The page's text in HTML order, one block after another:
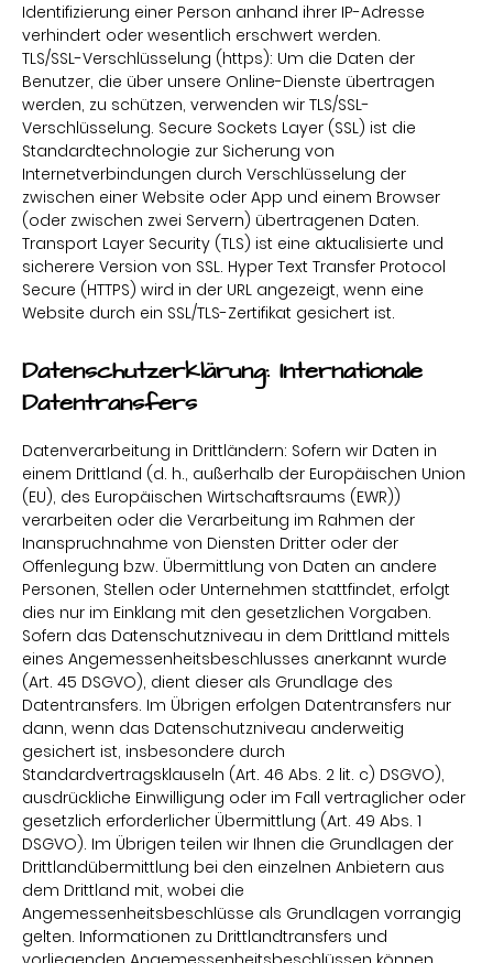
Identifizierung einer Person anhand ihrer IP-Adresse
verhindert oder wesentlich erschwert werden.
TLS/SSL-Verschlüsselung (https): Um die Daten der
Benutzer, die über unsere Online-Dienste übertragen
werden, zu schützen, verwenden wir TLS/SSL-
Verschlüsselung. Secure Sockets Layer (SSL) ist die
Standardtechnologie zur Sicherung von
Internetverbindungen durch Verschlüsselung der
zwischen einer Website oder App und einem Browser
(oder zwischen zwei Servern) übertragenen Daten.
Transport Layer Security (TLS) ist eine aktualisierte und
sicherere Version von SSL. Hyper Text Transfer Protocol
Secure (HTTPS) wird in der URL angezeigt, wenn eine
Website durch ein SSL/TLS-Zertifikat gesichert ist.
Datenschutzerklärung: Internationale
Datentransfers
Datenverarbeitung in Drittländern: Sofern wir Daten in
einem Drittland (d. h., außerhalb der Europäischen Union
(EU), des Europäischen Wirtschaftsraums (EWR))
verarbeiten oder die Verarbeitung im Rahmen der
Inanspruchnahme von Diensten Dritter oder der
Offenlegung bzw. Übermittlung von Daten an andere
Personen, Stellen oder Unternehmen stattfindet, erfolgt
dies nur im Einklang mit den gesetzlichen Vorgaben.
Sofern das Datenschutzniveau in dem Drittland mittels
eines Angemessenheitsbeschlusses anerkannt wurde
(Art. 45 DSGVO), dient dieser als Grundlage des
Datentransfers. Im Übrigen erfolgen Datentransfers nur
dann, wenn das Datenschutzniveau anderweitig
gesichert ist, insbesondere durch
Standardvertragsklauseln (Art. 46 Abs. 2 lit. c) DSGVO),
ausdrückliche Einwilligung oder im Fall vertraglicher oder
gesetzlich erforderlicher Übermittlung (Art. 49 Abs. 1
DSGVO). Im Übrigen teilen wir Ihnen die Grundlagen der
Drittlandübermittlung bei den einzelnen Anbietern aus
dem Drittland mit, wobei die
Angemessenheitsbeschlüsse als Grundlagen vorrangig
gelten. Informationen zu Drittlandtransfers und